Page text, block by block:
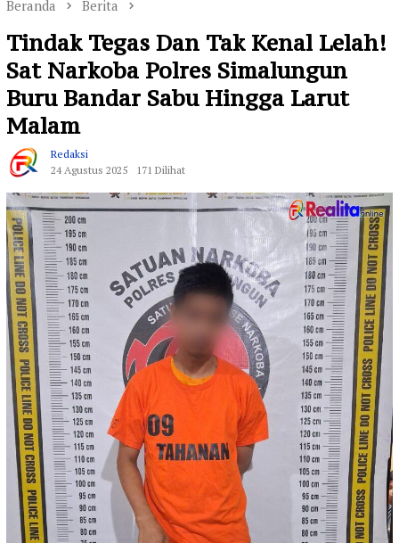
Beranda Berita
Tindak Tegas Dan Tak Kenal Lelah!
Sat Narkoba Polres Simalungun
Buru Bandar Sabu Hingga Larut
Malam
Redaksi
24 Agustus 2025
171 Dilihat